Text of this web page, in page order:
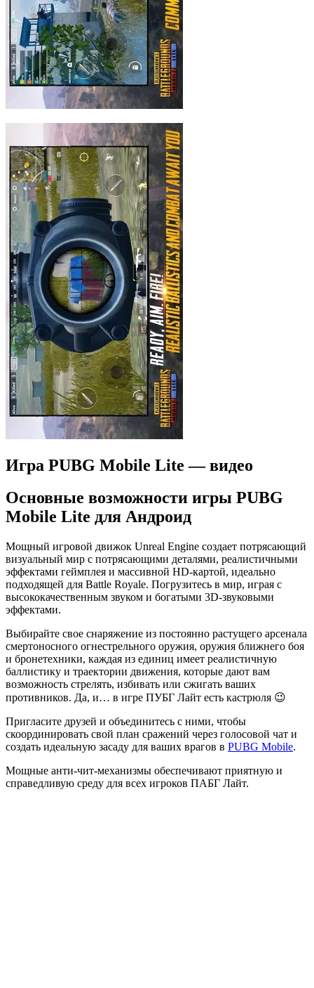
Игра PUBG Mobile Lite — видео
Основные возможности игры PUBG
Mobile Lite для Андроид
Мощный игровой движок Unreal Engine создает потрясающий
визуальный мир с потрясающими деталями, реалистичными
эффектами геймплея и массивной HD-картой, идеально
подходящей для Battle Royale. Погрузитесь в мир, играя с
высококачественным звуком и богатыми 3D-звуковыми
эффектами.
Выбирайте свое снаряжение из постоянно растущего арсенала
смертоносного огнестрельного оружия, оружия ближнего боя
и бронетехники, каждая из единиц имеет реалистичную
баллистику и траектории движения, которые дают вам
возможность стрелять, избивать или сжигать ваших
противников. Да, и… в игре ПУБГ Лайт есть кастрюля 😉
Пригласите друзей и объединитесь с ними, чтобы
скоординировать свой план сражений через голосовой чат и
создать идеальную засаду для ваших врагов в PUBG Mobile.
Мощные анти-чит-механизмы обеспечивают приятную и
справедливую среду для всех игроков ПАБГ Лайт.